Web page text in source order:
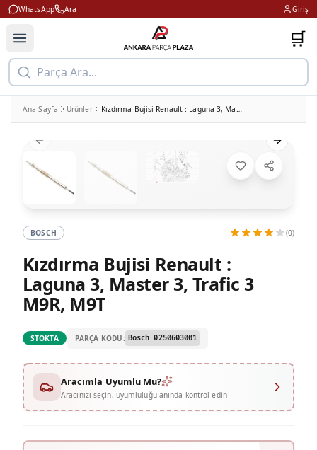
WhatsApp Ara Giriş
🛒
Parça Ara...
Ana Sayfa Ürünler Kızdırma Bujisi Renault : Laguna 3, Master 3, Trafic 3 M9R, M9T
Previous slide Next
BOSCH (0)
Kızdırma Bujisi Renault :
Laguna 3, Master 3, Trafic 3
M9R, M9T
STOKTA PARÇA KODU: Bosch 0250603001
Aracımla Uyumlu Mu?
Aracınızı seçin, uyumluluğu anında kontrol edin